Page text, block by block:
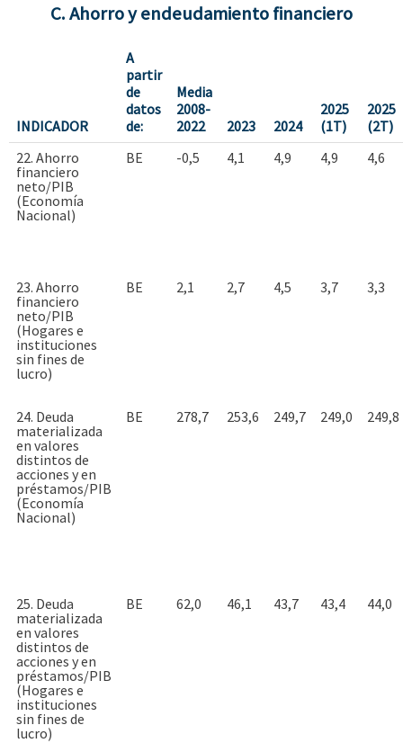
C. Ahorro y endeudamiento financiero
INDICADOR
A
partir
de
datos
de:
Media
2008-
2022
2023 2024
2025
(1T)
2025
(2T)
22. Ahorro
financiero
neto/PIB
(Economía
Nacional)
BE -0,5 4,1 4,9 4,9 4,6
23. Ahorro
financiero
neto/PIB
(Hogares e
instituciones
sin fines de
lucro)
BE 2,1 2,7 4,5 3,7 3,3
24. Deuda
materializada
en valores
distintos de
acciones y en
préstamos/PIB
(Economía
Nacional)
BE 278,7 253,6 249,7 249,0 249,8
25. Deuda
materializada
en valores
distintos de
acciones y en
préstamos/PIB
(Hogares e
instituciones
sin fines de
lucro)
BE 62,0 46,1 43,7 43,4 44,0